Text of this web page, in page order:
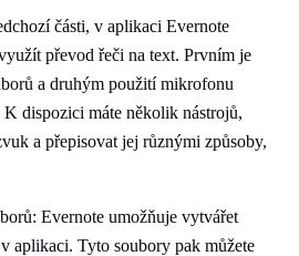
části, v aplikaci Evernote
převod řeči na text. Prvním je
a druhým použití mikrofonu
dispozici máte několik nástrojů,
a přepisovat jej různými způsoby,
Evernote umožňuje vytvářet
aplikaci. Tyto soubory pak můžete